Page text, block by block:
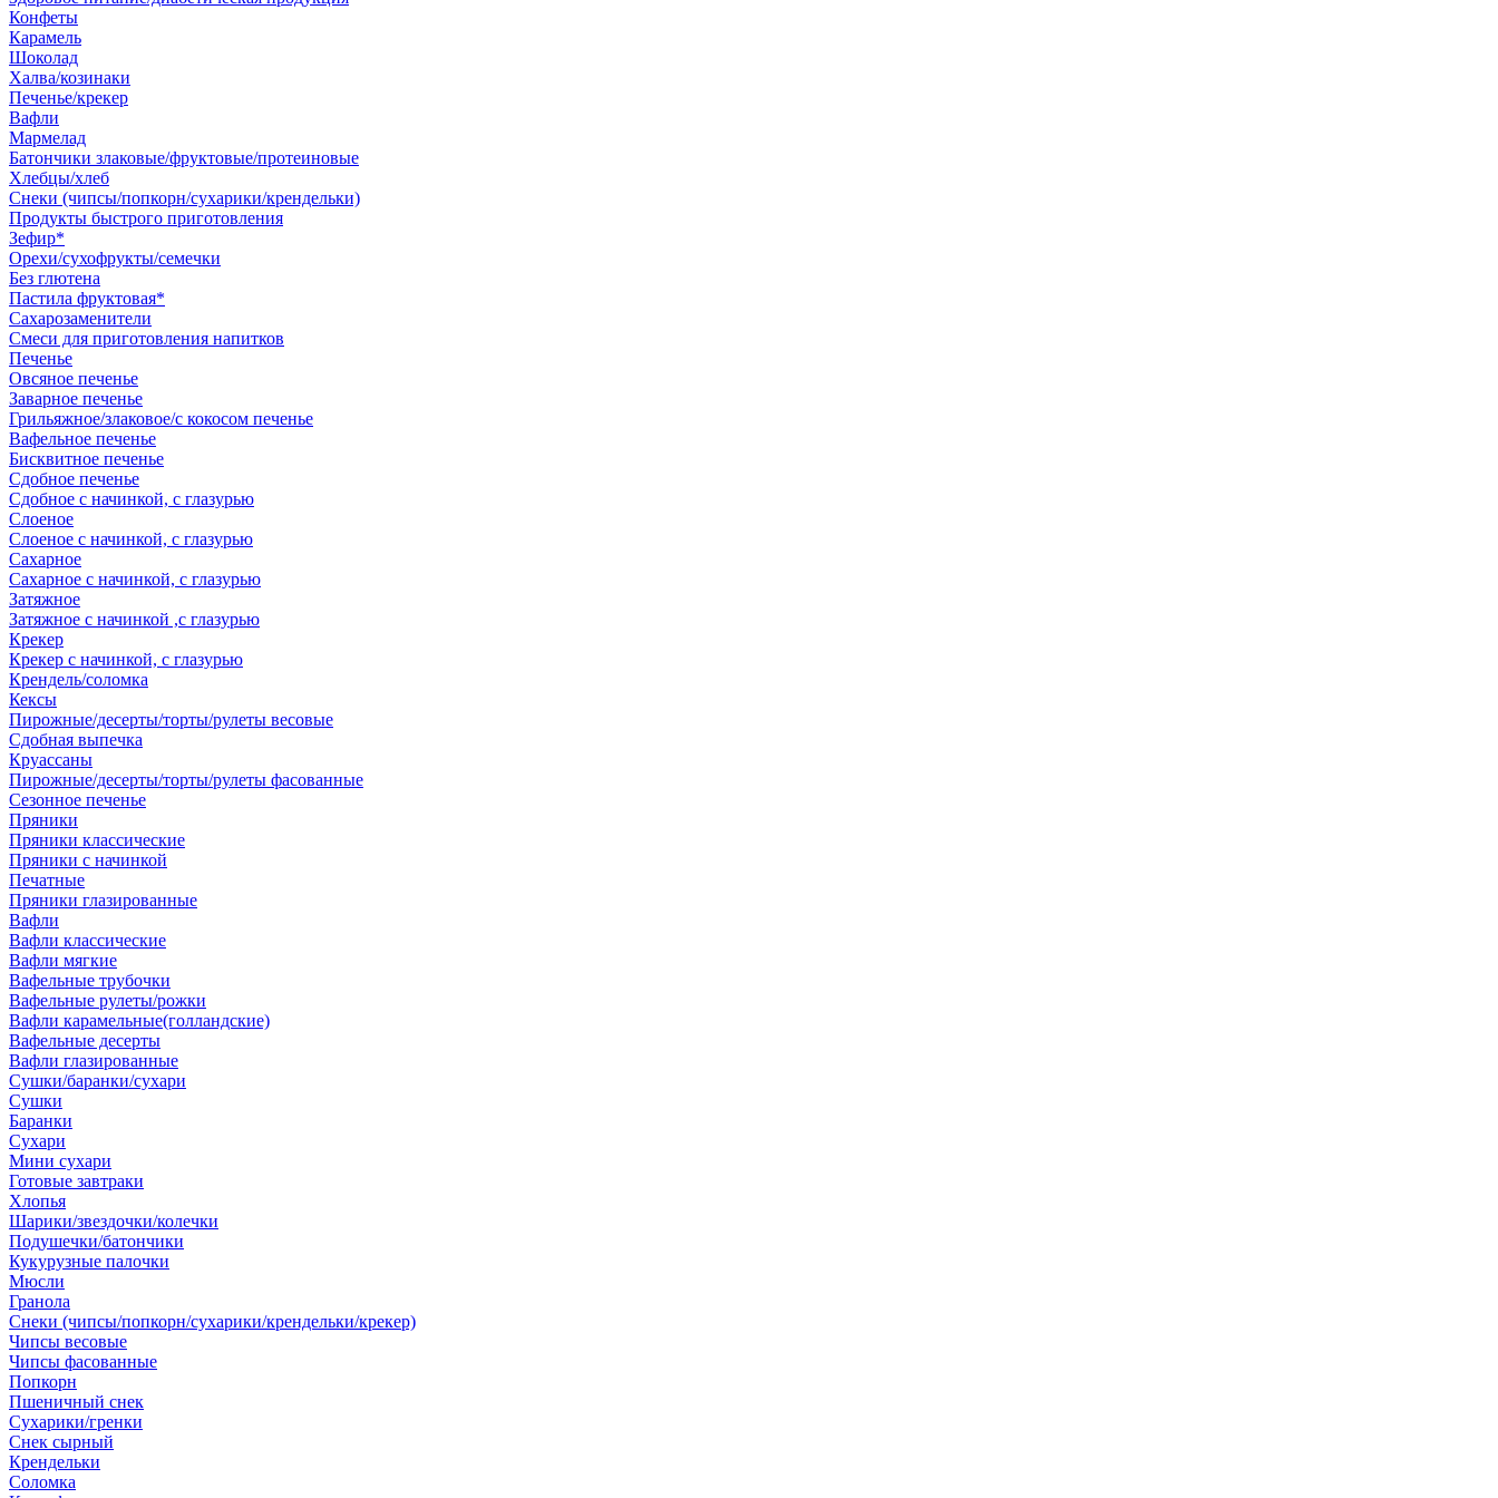
Конфеты
Карамель
Шоколад
Халва/козинаки
Печенье/крекер
Вафли
Мармелад
Батончики злаковые/фруктовые/протеиновые
Хлебцы/хлеб
Снеки (чипсы/попкорн/сухарики/крендельки)
Продукты быстрого приготовления
Зефир*
Орехи/сухофрукты/семечки
Без глютена
Пастила фруктовая*
Сахарозаменители
Смеси для приготовления напитков
Печенье
Овсяное печенье
Заварное печенье
Грильяжное/злаковое/с кокосом печенье
Вафельное печенье
Бисквитное печенье
Сдобное печенье
Сдобное с начинкой, с глазурью
Слоеное
Слоеное с начинкой, с глазурью
Сахарное
Сахарное с начинкой, с глазурью
Затяжное
Затяжное с начинкой ,с глазурью
Крекер
Крекер с начинкой, с глазурью
Крендель/соломка
Кексы
Пирожные/десерты/торты/рулеты весовые
Сдобная выпечка
Круассаны
Пирожные/десерты/торты/рулеты фасованные
Сезонное печенье
Пряники
Пряники классические
Пряники с начинкой
Печатные
Пряники глазированные
Вафли
Вафли классические
Вафли мягкие
Вафельные трубочки
Вафельные рулеты/рожки
Вафли карамельные(голландские)
Вафельные десерты
Вафли глазированные
Сушки/баранки/сухари
Сушки
Баранки
Сухари
Мини сухари
Готовые завтраки
Хлопья
Шарики/звездочки/колечки
Подушечки/батончики
Кукурузные палочки
Мюсли
Гранола
Снеки (чипсы/попкорн/сухарики/крендельки/крекер)
Чипсы весовые
Чипсы фасованные
Попкорн
Пшеничный снек
Сухарики/гренки
Снек сырный
Крендельки
Соломка